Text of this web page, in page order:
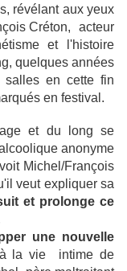
révélant aux yeux
Créton, acteur
et l'histoire
quelques années
salles en cette fin
en festival.
et du long se
anonyme
Michel/François
veut expliquer sa
et prolonge ce
une nouvelle
à la vie intime de